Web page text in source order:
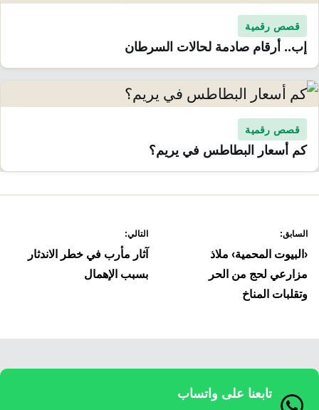
قصص رقمية
إب.. أرقام صادمة لحالات السرطان
قصص رقمية
كم أسعار البطاطس في يريم؟
المقالات
السابق:
‹البيوت المحمية› ملاذ
مزارعي لحج من الحر
وتقلبات المناخ
التالي:
آثار مأرب في خطر الاندثار
بسبب الإهمال
تابعنا على واتساب